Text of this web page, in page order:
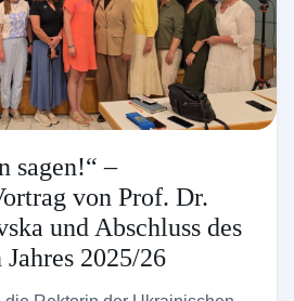
sagen!“ –
von Prof. Dr.
und Abschluss des
2025/26